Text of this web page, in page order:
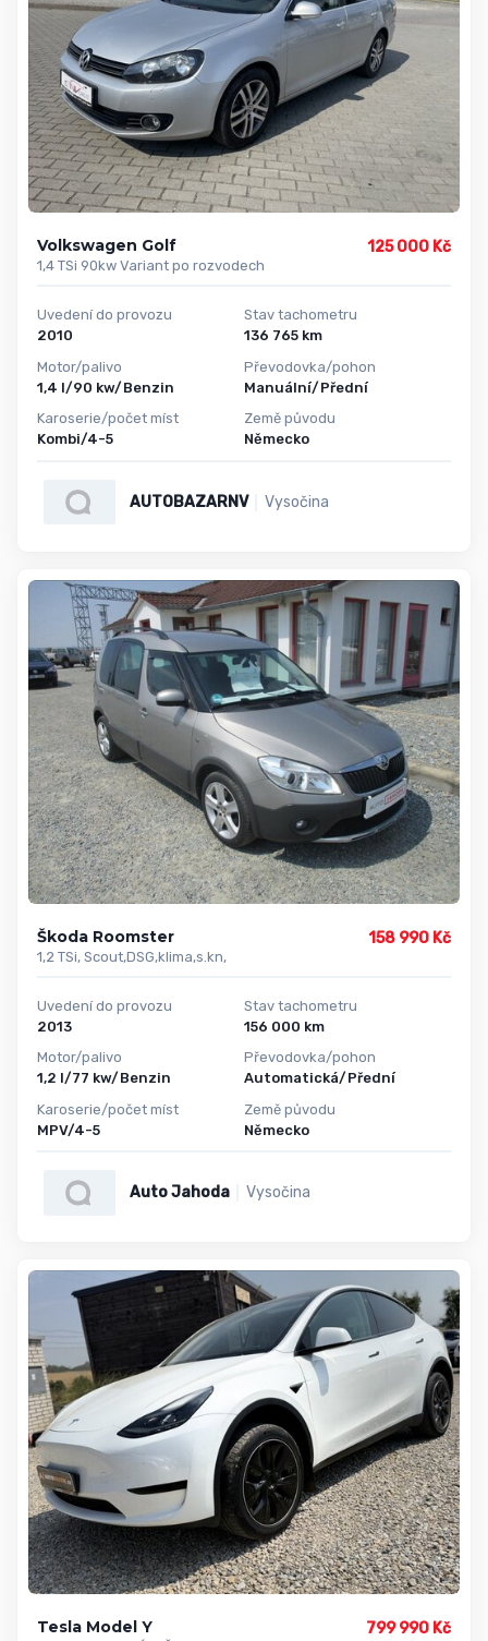
Volkswagen Golf
1,4 TSi 90kw Variant po rozvodech
125 000 Kč
Uvedení do provozu
2010
Motor/palivo
1,4 l/90 kw/Benzin
Karoserie/počet míst
Kombi/4-5
Stav tachometru
136 765 km
Převodovka/pohon
Manuální/Přední
Země původu
Německo
AUTOBAZARNV Vysočina
Škoda Roomster
1,2 TSi, Scout,DSG,klima,s.kn,
158 990 Kč
Uvedení do provozu
2013
Motor/palivo
1,2 l/77 kw/Benzin
Karoserie/počet míst
MPV/4-5
Stav tachometru
156 000 km
Převodovka/pohon
Automatická/Přední
Země původu
Německo
Auto Jahoda Vysočina
Tesla Model Y 799 990 Kč